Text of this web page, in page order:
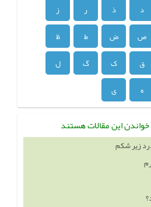
د ذ ر
ز
ص ض ط
ظ
ق ک گ
ل
ه ی
خواندن این مقالات هستند